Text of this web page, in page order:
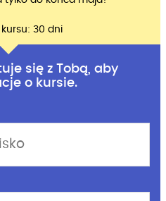
kursu: 30 dni
się z Tobą, aby
o kursie.